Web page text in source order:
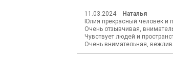
11.03.2024
Наталья
Юлия прекрасный человек и
Очень отзывчивая,
Чувствует людей и
Очень внимательная,